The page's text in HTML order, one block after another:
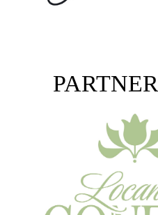
PARTNER